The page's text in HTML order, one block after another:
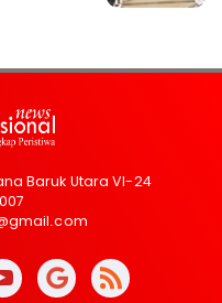
Baruk Utara VI-24